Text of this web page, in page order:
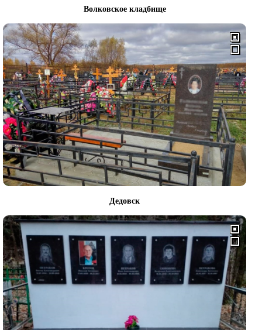
Волковское кладбище
Дедовск